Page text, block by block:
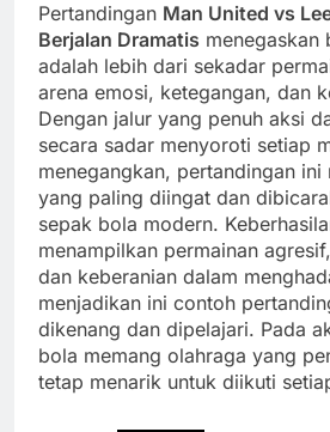
Pertandingan Man United vs
Berjalan Dramatis menegaskan
adalah lebih dari sekadar
arena emosi, ketegangan, dan
Dengan jalur yang penuh aksi
secara sadar menyoroti setiap
menegangkan, pertandingan ini
yang paling diingat dan
sepak bola modern.
menampilkan permainan
dan keberanian dalam
menjadikan ini contoh
dikenang dan dipelajari. Pada
bola memang olahraga yang
tetap menarik untuk diikuti